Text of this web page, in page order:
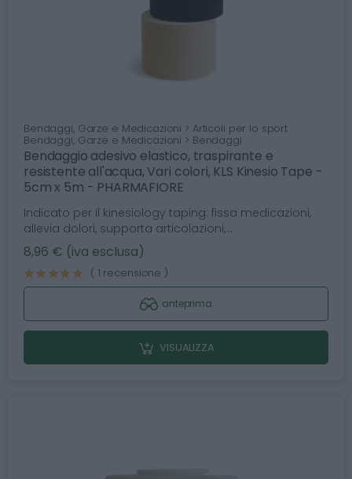
Bendaggi, Garze e Medicazioni > Articoli per lo sport
Bendaggi, Garze e Medicazioni > Bendaggi
Bendaggio adesivo elastico, traspirante e
resistente all'acqua, Vari colori, KLS Kinesio Tape -
5cm x 5m - PHARMAFIORE
Indicato per il kinesiology taping: fissa medicazioni,
allevia dolori, supporta articolazioni,...
8,96 € (iva esclusa)
( 1 recensione )
anteprima
VISUALIZZA